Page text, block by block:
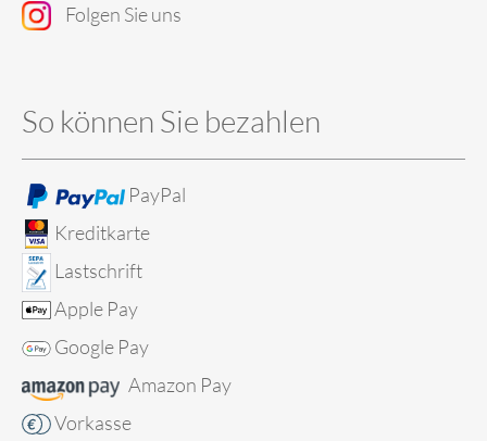
Folgen Sie uns
So können Sie bezahlen
PayPal
Kreditkarte
Lastschrift
Apple Pay
Google Pay
Amazon Pay
Vorkasse